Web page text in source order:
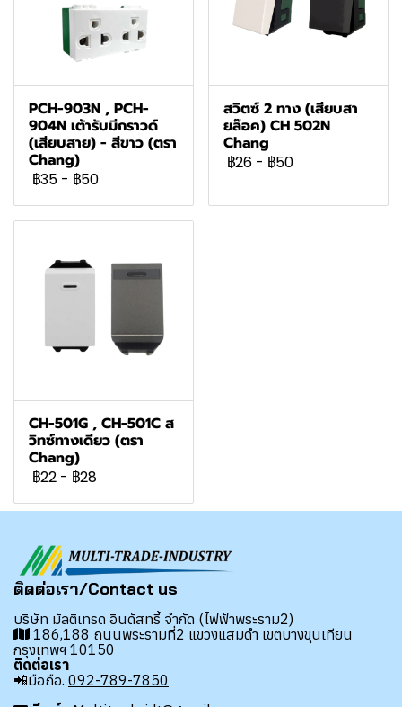
PCH-903N , PCH-
904N เต้ารับมีกราวด์
(เสียบสาย) - สีขาว (ตรา
Chang)
฿35 - ฿50
สวิตซ์ 2 ทาง (เสียบสา
ยล๊อค) CH 502N
Chang
฿26 - ฿50
CH-501G , CH-501C ส
วิทซ์ทางเดียว (ตรา
Chang)
฿22 - ฿28
ติดต่อเรา/Contact us
บริษัท มัลติเทรด อินดัสทรี้ จำกัด (ไฟฟ้าพระราม2)
186,188 ถนนพระรามที่2 แขวงแสมดำ เขตบางขุนเทียน
กรุงเทพฯ 10150
ติดต่อเรา
📲มือถือ. 092-789-7850